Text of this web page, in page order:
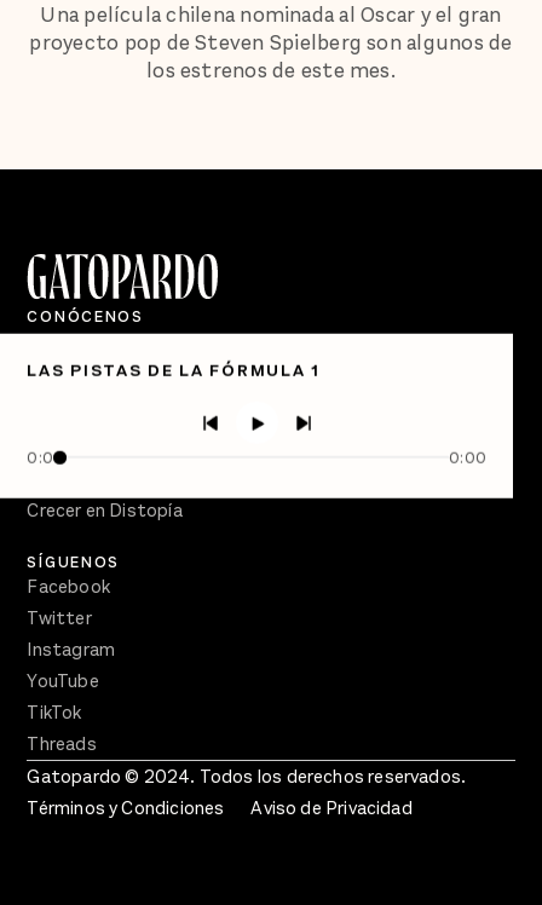
Una película chilena nominada al Oscar y el gran
proyecto pop de Steven Spielberg son algunos de
los estrenos de este mes.
LAS PISTAS DE LA FÓRMULA 1
0:00 0:00
CONÓCENOS
Quiénes Somos
Directorio
Semanario Gatopardo
Crecer en Distopía
SÍGUENOS
Facebook
Twitter
Instagram
YouTube
TikTok
Threads
Gatopardo © 2024. Todos los derechos reservados.
Términos y Condiciones
Aviso de Privacidad